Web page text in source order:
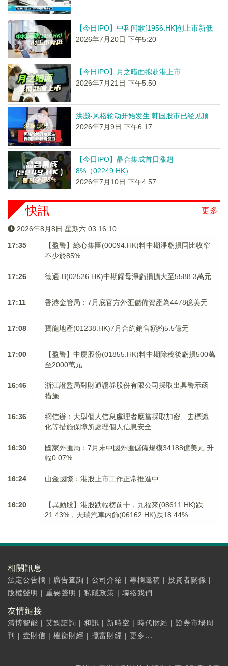
【今日IPO】中科闻歌[1956.HK]创上市新低
2026年7月20日 下午5:20
【今日IPO】月之暗面拟赴港上市
2026年7月21日 下午5:50
洪灏-风格轮动开始发生 韩国股市已经见顶
2026年7月9日 下午6:17
【今日IPO】晶合集成首日涨超
8%（02249.HK）
2026年7月10日 下午4:57
更多
快訊
2026年8月8日 星期六 03:16:10
17:35
【盈警】綠心集團(00094.HK)料中期淨虧損同比收窄
不少於85%
17:26 德適-B(02526.HK)中期歸母淨虧損擴大至5588.3萬元
17:11 香港金管局：7月底官方外匯儲備資產為4478億美元
17:08 寶龍地產(01238.HK)7月合約銷售額約5.5億元
17:00
【盈警】中慶股份(01855.HK)料中期除稅後虧損500萬
至2000萬元
16:46
浙江證監局對財通證券股份有限公司採取出具警示函
措施
16:36
網信辦：大型個人信息處理者應當採取加密、去標識
化等措施保障所處理個人信息安全
16:30
國家外匯局：7月末中國外匯儲備規模34188億美元 升
幅0.07%
16:24 山金國際：港股上市工作正常推進中
16:20
【異動股】港股跌幅榜前十，九福來(08611.HK)跌
21.43%，天瑞汽車内飾(06162.HK)跌18.44%
相關訊息
法定公告欄 | 廣告查詢 | 公司介紹 | 專欄邀稿 | 投資者關係 |
版權聲明 | 重要聲明 | 私隱政策 | 聯絡我們
友情鏈接
清博智能 | 艾媒諮詢 | 和訊 | 新時空 | 時代財經 | 證券市場周
刊
| 壹財信 | 權衡財經 | 攬富財經 | 更多...